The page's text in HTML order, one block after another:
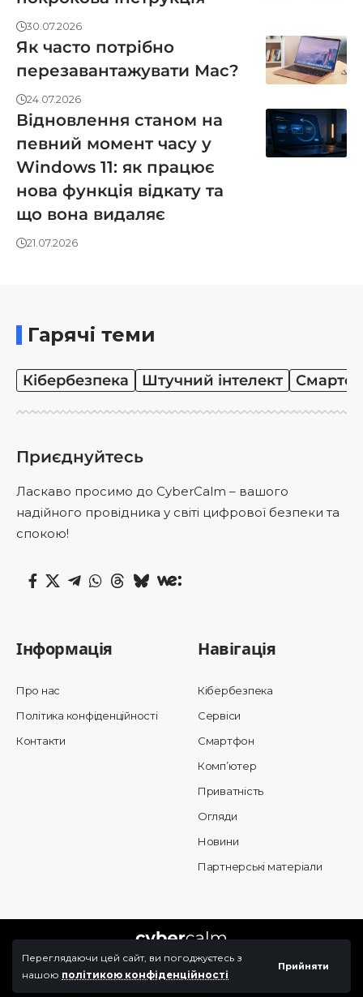
Переглядаючи цей сайт, ви погоджуєтесь з
нашою політикою конфіденційності
Прийняти
30.07.2026
Як часто потрібно
перезавантажувати Mac?
24.07.2026
Відновлення станом на
певний момент часу у
Windows 11: як працює
нова функція відкату та
що вона видаляє
21.07.2026
Гарячі теми
Кібербезпека Штучний інтелект
Приєднуйтесь
Ласкаво просимо до CyberCalm – вашого
надійного провідника у світі цифрової безпеки та
спокою!
Інформація
Про нас
Політика конфіденційності
Контакти
Навігація
Кібербезпека
Сервіси
Смартфон
Комп’ютер
Приватність
Огляди
Новини
Партнерські матеріали
© 2025 Cybercalm. All Rights Reserved.